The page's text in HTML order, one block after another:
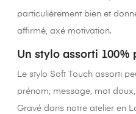
particulièrement bien et
affirmé, axé motivation.
Un stylo assorti 100%
Le stylo Soft Touch assorti
prénom, message, mot
Gravé dans notre atelier en